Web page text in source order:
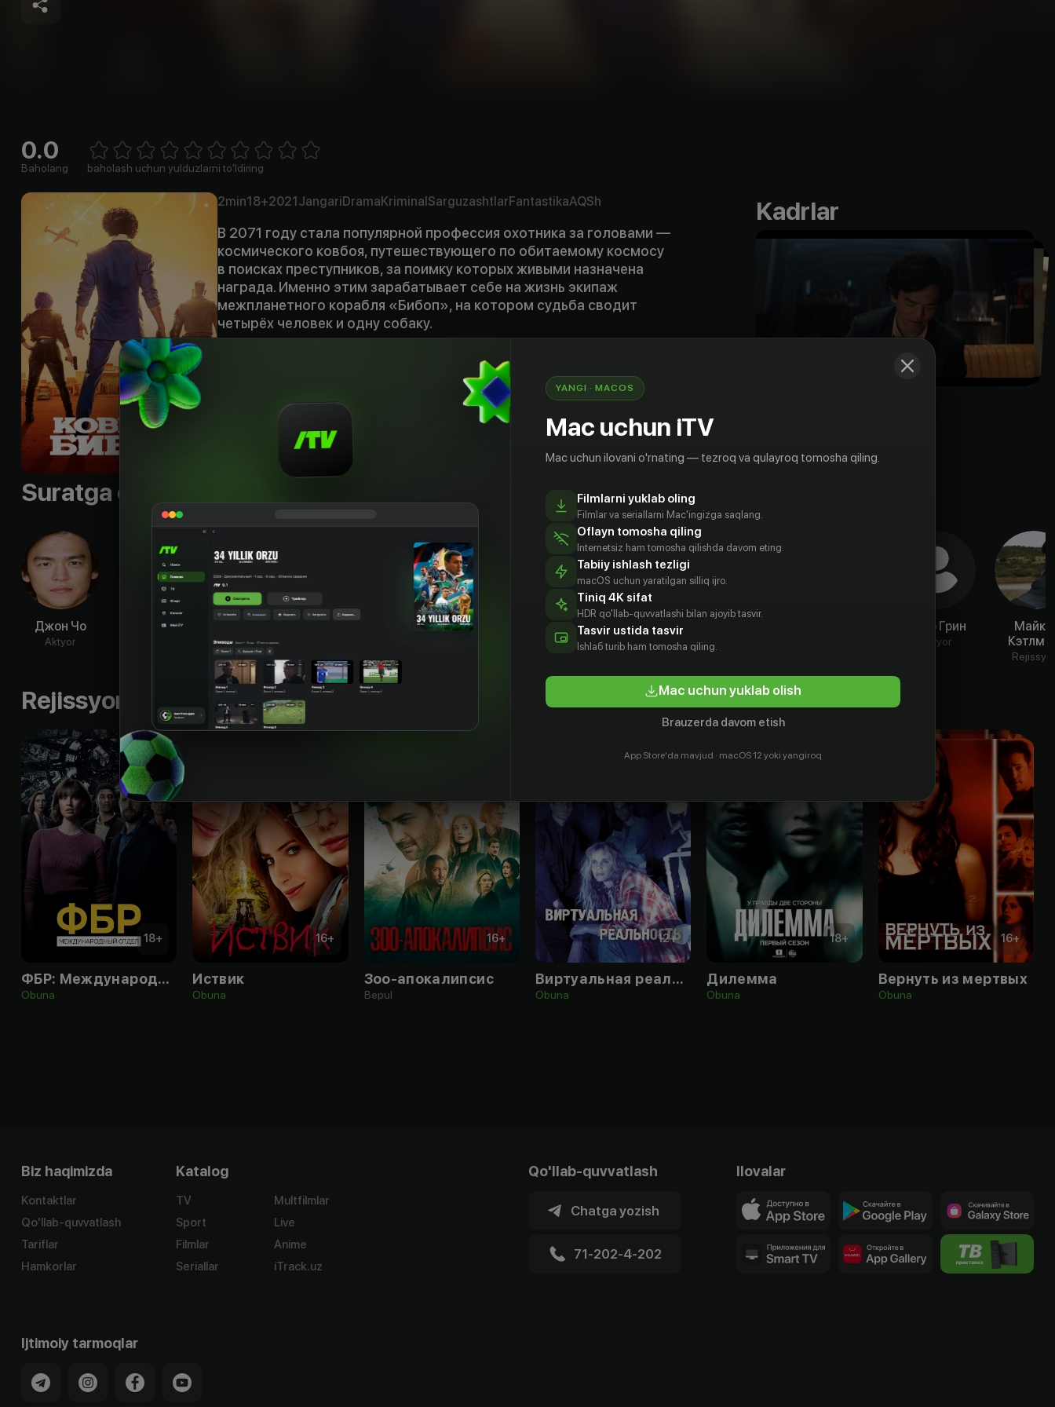
0.0
Baholang 1 Star2 Stars3 Stars4 Stars5 Stars6 Stars7 Stars8 Stars
baholash uchun yulduzlarni to'ldiring
2min18+2021JangariDramaKriminalSarguzashtlarFantastikaAQSh
В 2071 году стала популярной профессия охотника за головами —
космического ковбоя, путешествующего по обитаемому космосу
в поисках преступников, за поимку которых живыми назначена
награда. Именно этим зарабатывает себе на жизнь экипаж
межпланетного корабля «Бибоп», на котором судьба сводит
четырёх человек и одну собаку.
Kadrlar
Suratga olish guruhi
Джон Чо
Aktyor
Даниэлла
Aktyor
Елена
Хэсселл
Блессинг
Моголоа
Мориарти
Арло Грин
Aktyor
Майкл
Rejissyor
Rejissyorning boshqa ishlari
18+
ФБР: Международный отдел
Obuna
16+
Иствик
Obuna
16+
Зоо-апокалипсис
Bepul
12+
Виртуальная реальность
Obuna
18+
Дилемма
Obuna
16+
Вернуть из мертвых
Obuna
Biz haqimizda
Kontaktlar
Qo'llab-quvvatlash
Tariflar
Hamkorlar
Katalog
TV
Sport
Filmlar
Seriallar
Multfilmlar
Live
Anime
iTrack.uz
Qo'llab-quvvatlash
Chatga yozish
71-202-4-202
Ilovalar
Ijtimoiy tarmoqlar
YANGI · MACOS
Mac uchun iTV
Mac uchun ilovani o'rnating — tezroq va qulayroq tomosha qiling.
Filmlarni yuklab oling
Filmlar va seriallarni Mac'ingizga saqlang.
Oflayn tomosha qiling
Internetsiz ham tomosha qilishda davom eting.
Tabiiy ishlash tezligi
macOS uchun yaratilgan silliq ijro.
Tiniq 4K sifat
HDR qo'llab-quvvatlashi bilan ajoyib tasvir.
Tasvir ustida tasvir
Ishlаб turib ham tomosha qiling.
Mac uchun yuklab olish
Brauzerda davom etish
App Store'da mavjud · macOS 12 yoki yangiroq